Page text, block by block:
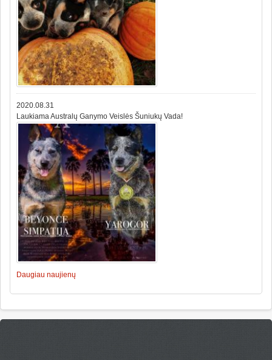
2020.08.31
Laukiama Australų Ganymo Veislės Šuniukų Vada!
Daugiau naujienų